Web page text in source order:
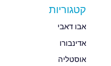
קטגוריות
אבו דאבי
אדינבורו
אוסטליה